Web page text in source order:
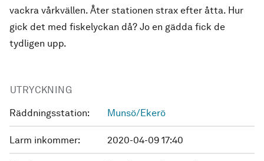
vackra vårkvällen. Åter stationen strax efter åtta. Hur
gick det med fiskelyckan då? Jo en gädda fick de
tydligen upp.
UTRYCKNING
Räddningsstation: Munsö/Ekerö
Larm inkommer: 2020-04-09 17:40